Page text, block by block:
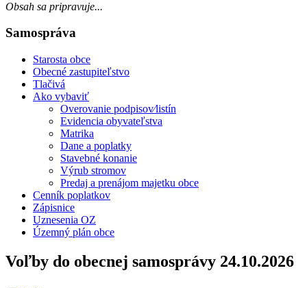
Obsah sa pripravuje...
Samospráva
Starosta obce
Obecné zastupiteľstvo
Tlačivá
Ako vybaviť
Overovanie podpisov⁄listín
Evidencia obyvateľstva
Matrika
Dane a poplatky
Stavebné konanie
Výrub stromov
Predaj a prenájom majetku obce
Cenník poplatkov
Zápisnice
Uznesenia OZ
Územný plán obce
Voľby do obecnej samosprávy 24.10.2026